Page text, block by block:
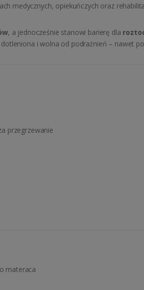
medycznych, opiekuńczych oraz
, a jednocześnie stanowi barierę dla
i wolna od podrażnień – nawet
przegrzewanie
materaca